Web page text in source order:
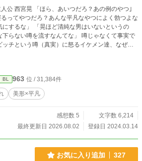
公 西宮晃 「ほら、あいつだろ？あの例のやつ｣
るってやつだろ？あんな平凡なやつによく勃つよな
を流すなんてな」 噂じゃなくて事実で
チという噂（真実）に怒るイケメン達、なぜか
いされてる転校生…… 魔性の男で申し訳ない笑
ますが、完結させたいと思っているので、気長に
！
BL 963 位 / 31,384件
美形×平凡
感想数 5
文字数 6,214
最終更新日 2026.08.02
登録日 2024.03.14
お気に入り追加 327